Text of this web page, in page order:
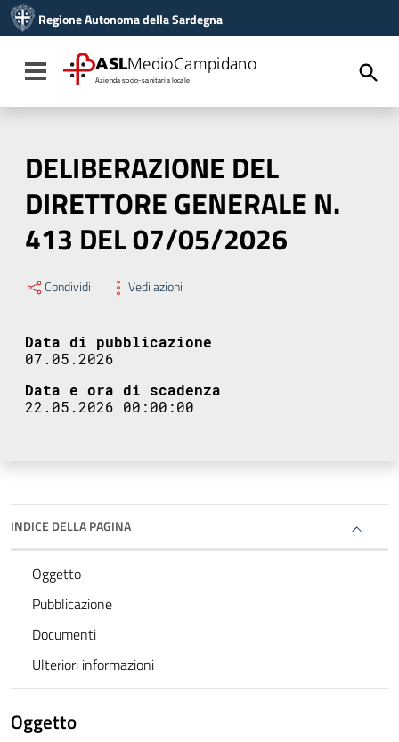
Vai al menu di navigazione
Vai al footer
Regione Autonoma della Sardegna
Toggle navigation
ASLMedioCampidano
Azienda socio-sanitaria locale
DELIBERAZIONE DEL
DIRETTORE GENERALE N.
413 DEL 07/05/2026
Condividi Vedi azioni
Data di pubblicazione
07.05.2026
Data e ora di scadenza
22.05.2026 00:00:00
INDICE DELLA PAGINA
Oggetto
Pubblicazione
Documenti
Ulteriori informazioni
Oggetto